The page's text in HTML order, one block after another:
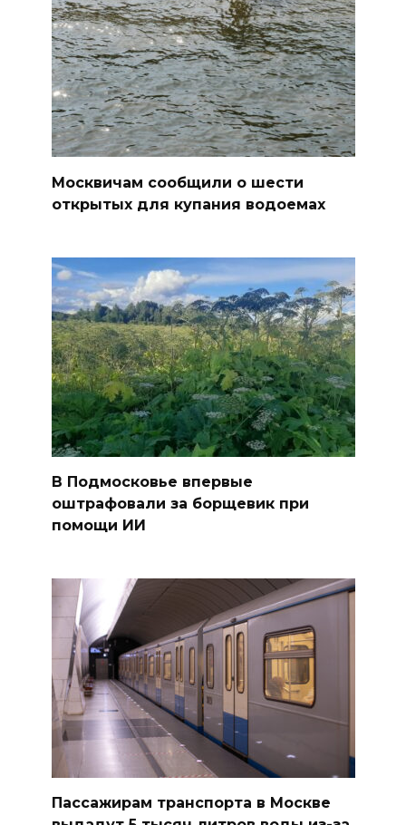
Москвичам сообщили о шести
открытых для купания водоемах
В Подмосковье впервые
оштрафовали за борщевик при
помощи ИИ
Пассажирам транспорта в Москве